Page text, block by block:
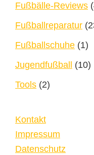
Fußbälle-Reviews
Fußballreparatur
Fußballschuhe (1)
Jugendfußball
(10)
Tools (2)
Kontakt
Impressum
Datenschutz